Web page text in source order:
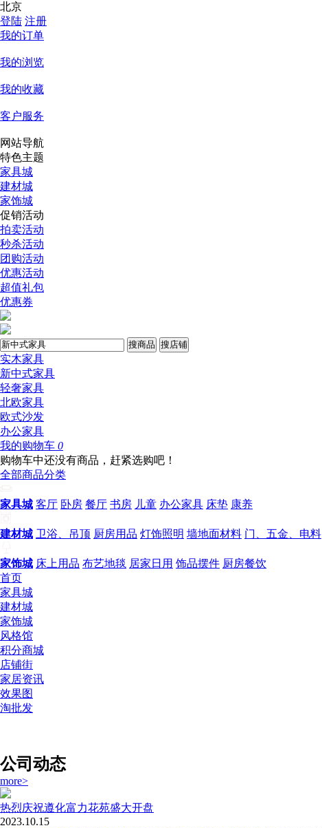
北京
登陆 注册
我的订单
我的浏览
我的收藏
客户服务
网站导航
特色主题
家具城
建材城
家饰城
促销活动
拍卖活动
秒杀活动
团购活动
优惠活动
超值礼包
优惠券
搜商品 搜店铺
实木家具
新中式家具
轻奢家具
北欧家具
欧式沙发
办公家具
我的购物车 0
购物车中还没有商品，赶紧选购吧！
全部商品分类
家具城 客厅 卧房 餐厅 书房 儿童 办公家具 床垫 康养
建材城 卫浴、吊顶 厨房用品 灯饰照明 墙地面材料 门、五金、电料
家饰城 床上用品 布艺地毯 居家日用 饰品摆件 厨房餐饮
首页
家具城
建材城
家饰城
风格馆
积分商城
店铺街
家居资讯
效果图
淘批发
公司动态
more>
热烈庆祝遵化富力花苑盛大开盘
2023.10.15